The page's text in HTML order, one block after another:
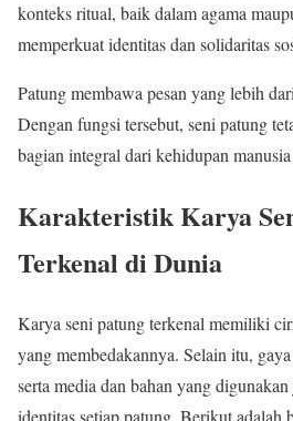
konteks ritual, baik dalam agama
memperkuat identitas dan solidaritas
Patung membawa pesan yang lebih
Dengan fungsi tersebut, seni patung
bagian integral dari kehidupan
Karakteristik Karya
Terkenal di Dunia
Karya seni patung terkenal memiliki
yang membedakannya. Selain itu,
serta media dan bahan yang
identitas setiap patung. Berikut adalah